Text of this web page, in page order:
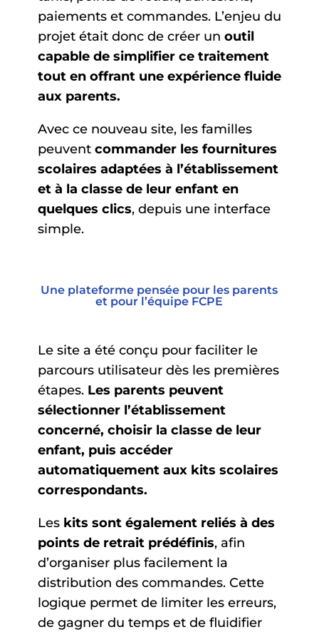
paiements et commandes. L’enjeu du
projet était donc de créer un outil
capable de simplifier ce traitement
tout en offrant une expérience fluide
aux parents.
Avec ce nouveau site, les familles
peuvent commander les fournitures
scolaires adaptées à l’établissement
et à la classe de leur enfant en
quelques clics, depuis une interface
simple.
Une plateforme pensée pour les parents
et pour l’équipe FCPE
Le site a été conçu pour faciliter le
parcours utilisateur dès les premières
étapes. Les parents peuvent
sélectionner l’établissement
concerné, choisir la classe de leur
enfant, puis accéder
automatiquement aux kits scolaires
correspondants.
Les kits sont également reliés à des
points de retrait prédéfinis, afin
d’organiser plus facilement la
distribution des commandes. Cette
logique permet de limiter les erreurs,
de gagner du temps et de fluidifier